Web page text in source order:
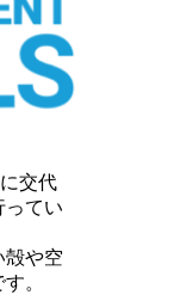
交代
ってい
殻や空
。